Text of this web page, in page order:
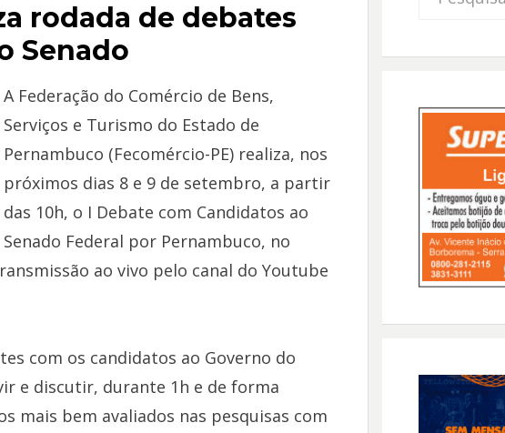
rodada de debates
Senado
A Federação do Comércio de Bens,
Serviços e Turismo do Estado de
Pernambuco (Fecomércio-PE) realiza, nos
próximos dias 8 e 9 de setembro, a partir
das 10h, o I Debate com Candidatos ao
Senado Federal por Pernambuco, no
ao vivo pelo canal do Youtube
com os candidatos ao Governo do
e discutir, durante 1h e de forma
mais bem avaliados nas pesquisas com